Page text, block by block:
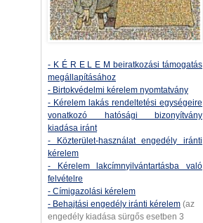
- K É R E L E M beiratkozási támogatás
megállapításához
- Birtokvédelmi kérelem nyomtatvány
- Kérelem lakás rendeltetési egységeire
vonatkozó hatósági bizonyítvány
kiadása iránt
- Közterület-használat engedély iránti
kérelem
- Kérelem lakcímnyilvántartásba való
felvételre
- Címigazolási kérelem
- Behajtási engedély iránti kérelem (az
engedély kiadása sürgős esetben 3